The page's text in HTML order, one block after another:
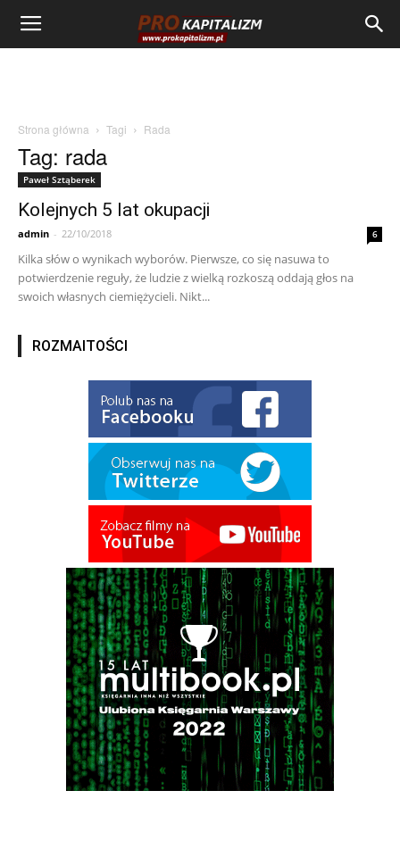
Strona główna Tagi Rada
Tag: rada
Paweł Sztąberek
Kolejnych 5 lat okupacji
admin - 22/10/2018 6
Kilka słów o wynikach wyborów. Pierwsze, co się nasuwa to
potwierdzenie reguły, że ludzie z wielką rozkoszą oddają głos na
swoich własnych ciemiężycieli. Nikt...
ROZMAITOŚCI